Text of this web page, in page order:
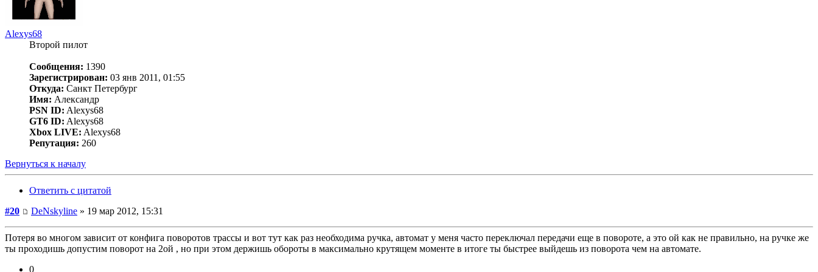
Alexys68
Второй пилот
Сообщения: 1390
Зарегистрирован: 03 янв 2011, 01:55
Откуда: Санкт Петербург
Имя: Александр
PSN ID: Alexys68
GT6 ID: Alexys68
Xbox LIVE: Alexys68
Репутация: 260
Вернуться к началу
Ответить с цитатой
#20
DeNskyline » 19 мар 2012, 15:31
Потеря во многом зависит от конфига поворотов трассы и вот тут как раз необходима ручка, автомат у меня часто переключал передачи еще в повороте, а это ой как не правильно, на ручке же
ты проходишь допустим поворот на 2ой , но при этом держишь обороты в максимально крутящем моменте в итоге ты быстрее выйдешь из поворота чем на автомате.
0